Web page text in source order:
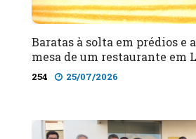
Baratas à solta em prédios e
mesa de um restaurante em
254 25/07/2026